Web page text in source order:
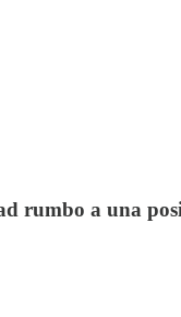
rumbo a una